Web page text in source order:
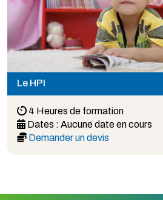
Le HPI
4 Heures de formation
Dates : Aucune date en cours
Demander un devis